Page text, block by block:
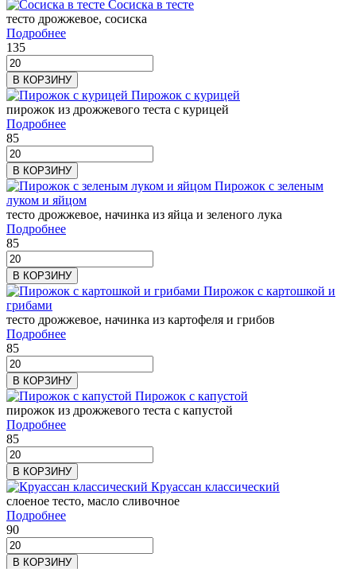
Сосиска в тесте
тесто дрожжевое, сосиска
Подробнее
135
В КОРЗИНУ
Пирожок с курицей
пирожок из дрожжевого теста с курицей
Подробнее
85
В КОРЗИНУ
Пирожок с зеленым
луком и яйцом
тесто дрожжевое, начинка из яйца и зеленого лука
Подробнее
85
В КОРЗИНУ
Пирожок с картошкой и
грибами
тесто дрожжевое, начинка из картофеля и грибов
Подробнее
85
В КОРЗИНУ
Пирожок с капустой
пирожок из дрожжевого теста с капустой
Подробнее
85
В КОРЗИНУ
Круассан классический
слоеное тесто, масло сливочное
Подробнее
90
В КОРЗИНУ